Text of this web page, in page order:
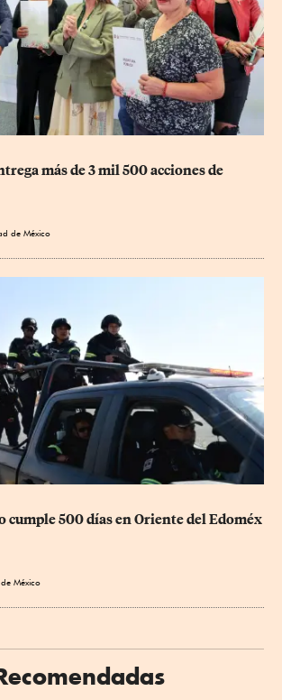
más de 3 mil 500 acciones de
de México
cumple 500 días en Oriente del Edoméx
México